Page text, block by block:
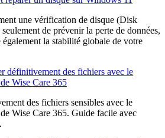
une vérification de disque (Disk
de prévenir la perte de données,
également la stabilité globale de votre
définitivement des fichiers avec le
Wise Care 365
des fichiers sensibles avec le
Wise Care 365. Guide facile avec